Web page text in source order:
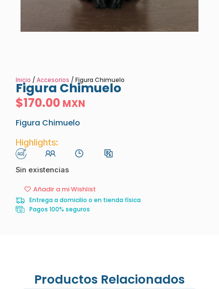
Inicio / Accesorios / Figura Chimuelo
Figura Chimuelo
$170.00 MXN
Figura Chimuelo
Highlights:
Sin existencias
Añadir a mi Wishlist
Entrega a domicilio o en tienda física
Pagos 100% seguros
Productos Relacionados